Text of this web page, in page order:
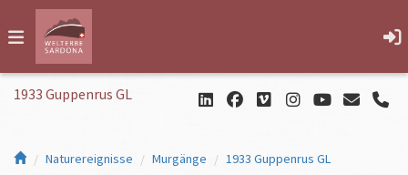
1933 Guppenrus GL
Naturereignisse Murgänge 1933 Guppenrus GL